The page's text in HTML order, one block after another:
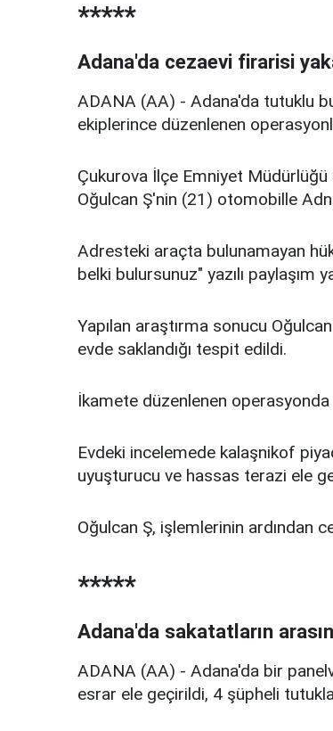
*****
Adana'da cezaevi firarisi
ADANA (AA) - Adana'da tutuklu
ekiplerince düzenlenen
Çukurova İlçe Emniyet
Oğulcan Ş'nin (21) otomobille
Adresteki araçta bulunamayan
belki bulursunuz" yazılı paylaşım
Yapılan araştırma sonucu
evde saklandığı tespit edildi.
İkamete düzenlenen
Evdeki incelemede kalaşnikof
uyuşturucu ve hassas terazi ele
Oğulcan Ş, işlemlerinin ardından
*****
Adana'da sakatatların
ADANA (AA) - Adana'da bir
esrar ele geçirildi, 4 şüpheli